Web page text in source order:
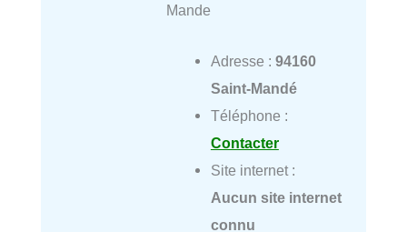
Mande
Adresse : 94160
Saint-Mandé
Téléphone :
Contacter
Site internet :
Aucun site internet
connu